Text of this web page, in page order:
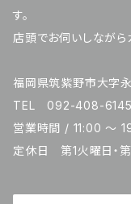
す。
店頭でお伺いしながら
福岡県筑紫野市大字
TEL 092-408-6145
営業時間 / 11:00 ～
定休日 第1火曜日・